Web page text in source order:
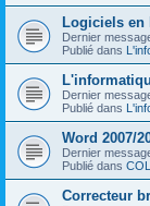
Logiciels en
Dernier
Publié dans
Dernier
Publié dans
Word 2007/
Dernier
Publié dans
Correcteur